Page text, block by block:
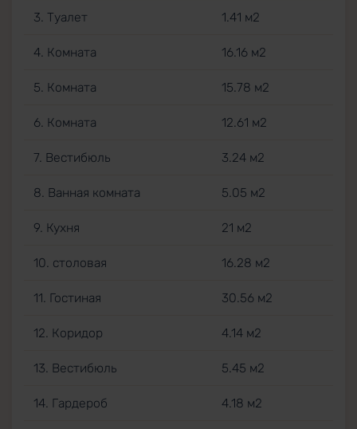
3. Туалет 1.41 м2
4. Комната 16.16 м2
5. Комната 15.78 м2
6. Комната 12.61 м2
7. Вестибюль 3.24 м2
8. Ванная комната 5.05 м2
9. Кухня 21 м2
10. столовая 16.28 м2
11. Гостиная 30.56 м2
12. Коридор 4.14 м2
13. Вестибюль 5.45 м2
14. Гардероб 4.18 м2